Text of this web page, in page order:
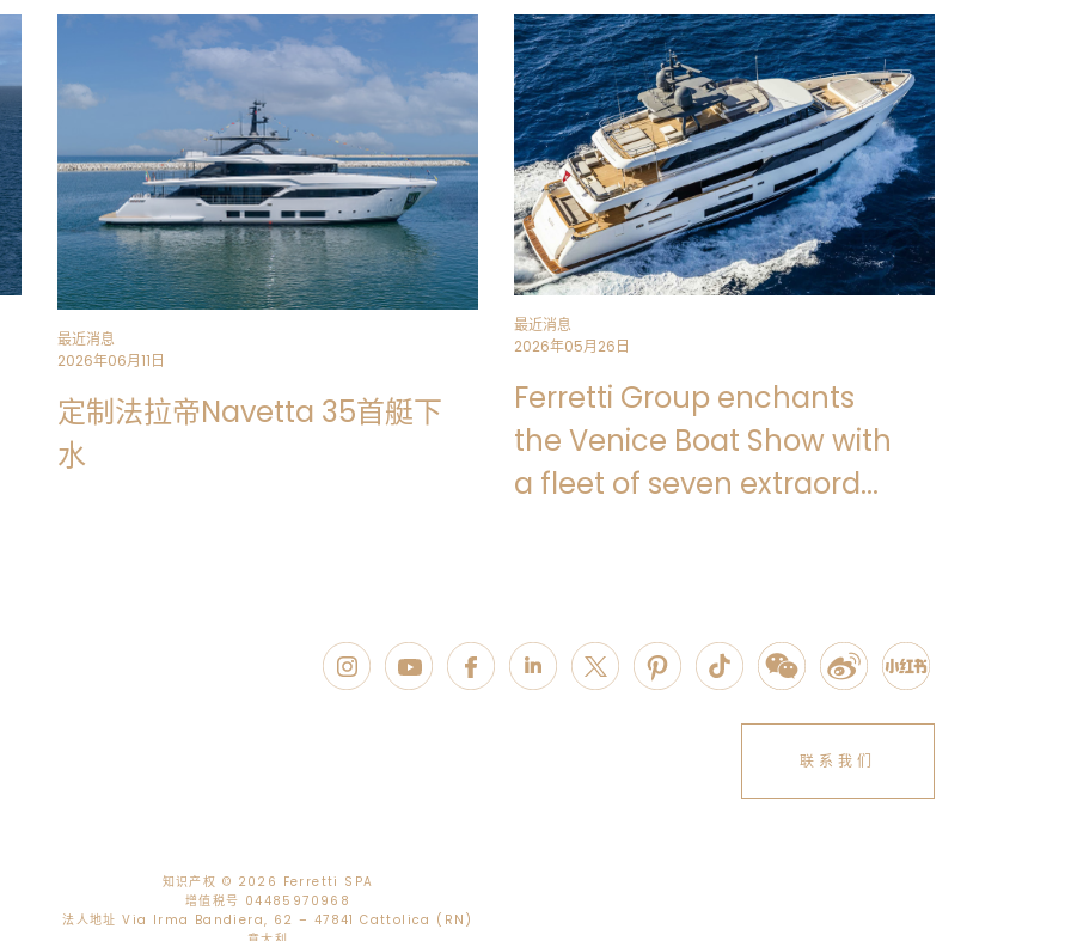
境完美契合。
厨房的定制化是船东最重要的诉求之一，他想将这一区域打造成艇上社交欢聚的核心区域。此
处设计通过橱柜深度设计，优化操作区功能性的同时，又不影响空间的美学平衡。透过大面积
窗户，自然光倾泻而入，将厨房置于光影与氛围之中，魅力值与氛围感拉满处，悠享一片如若
无窗般的自然美景。
定制法拉帝天梭38旨在满足宾客较多时的多样化巡航需求，精心选材兼顾耐用的同时不失优
雅。例如位于主甲板的船东卫浴所采用的
Botticino Semi Classico大理石，因其耐用性
而被选中，并将低调优雅与结构强度融为一体。
内饰设计围绕简洁精致的配色方案进行，米色、摩卡色和棕色在鲜明对比中相互映衬，在优雅
与质感深度间营造完美平衡。使视觉效果更趋平衡的还有包括柚木、橡木和皮革在内的各种天
然材料，它们的存在为内饰平添一份温馨和真实。柔和明亮的壁纸点缀着垂直表面，力造一种
低调优雅的氛围，与天梭38系列的定制风格完美契合。
最近消息
2026年06月11日
定制法拉帝Navetta 35首艇下
水
最近消息
2026年05月26日
Ferretti Group enchants
the Venice Boat Show with
a fleet of seven extraord...
联系我们
知识产权 © 2026 Ferretti SPA
增值税号 04485970968
法人地址 Via Irma Bandiera, 62 – 47841 Cattolica (RN)